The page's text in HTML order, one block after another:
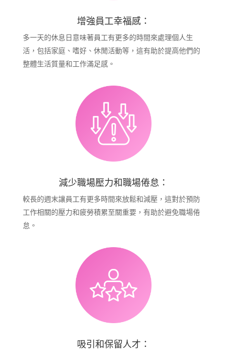
增強員工幸福感：
多一天的休息日意味著員工有更多的時間來處理個人生
活，包括家庭、嗜好、休閒活動等，這有助於提高他們的
整體生活質量和工作滿足感。
減少職場壓力和職場倦怠：
較長的週末讓員工有更多時間來放鬆和減壓，這對於預防
工作相關的壓力和疲勞積累至關重要，有助於避免職場倦
怠。
吸引和保留人才：